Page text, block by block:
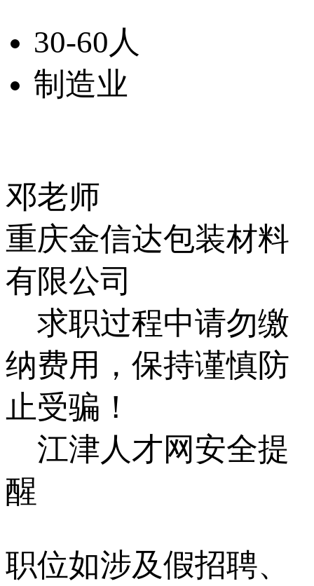
30-60人
制造业
邓老师
重庆金信达包装材料
有限公司
求职过程中请勿缴
纳费用，保持谨慎防
止受骗！
江津人才网安全提
醒
职位如涉及假招聘、